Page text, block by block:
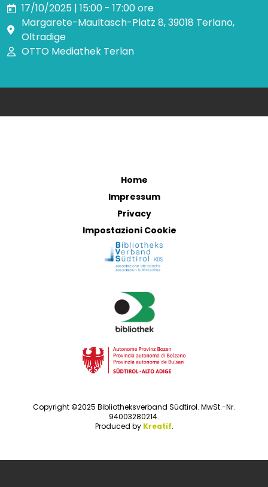
17/10/2025 | 15:00 - 17:00 ore
Margarete-Maultasch-Platz 8, 39018 Terlano,
Oltradige
OTTO Mediathek Terlan
Home
Impressum
Privacy
Impostazioni Cookie
Copyright ©2025 Bibliotheksverband Südtirol. MwSt.-Nr.
94003280214.
Produced by Kreatif.